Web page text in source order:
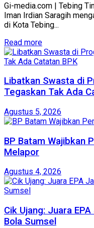
Gi-media.com | Tebing
Iman Irdian Saragih
di Kota Tebing...
Read more
Libatkan Swasta di
Tegaskan Tak Ada
Agustus 5, 2026
BP Batam Wajibkan
Melapor
Agustus 4, 2026
Cik Ujang: Juara
Bola Sumsel